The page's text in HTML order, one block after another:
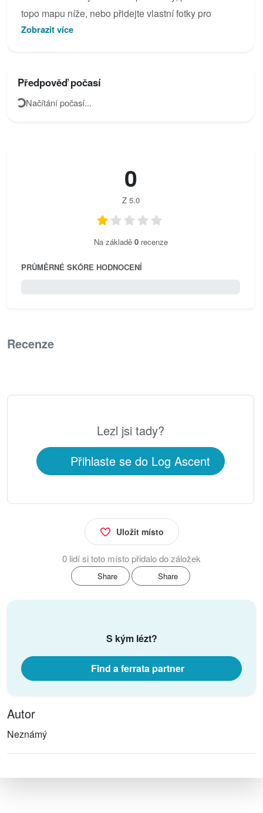
topo mapu níže, nebo přidejte vlastní fotky pro
Lužická spojka.
Zobrazit více
Předpověď počasí
Načítání počasí...
0
Z 5.0
Na základě 0recenze
PRŮMĚRNÉ SKÓRE HODNOCENÍ
Recenze
Lezl jsi tady?
Přihlaste se do Log Ascent
Uložit místo
0 lidí si toto místo přidalo do záložek
Share Share
S kým lézt?
Find a ferrata partner
Autor
Neznámý